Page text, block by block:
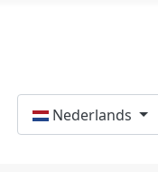
Nederlands